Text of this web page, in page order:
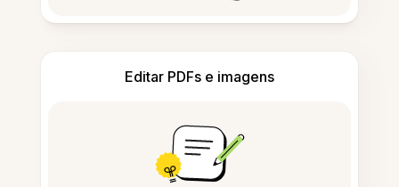
Editar PDFs e imagens